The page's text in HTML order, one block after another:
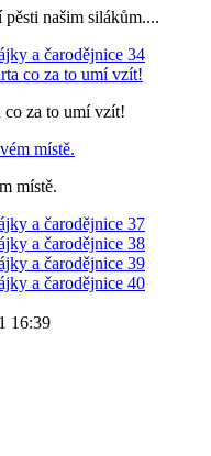
našim silákům....
co za to umí vzít!
místě.
16:39